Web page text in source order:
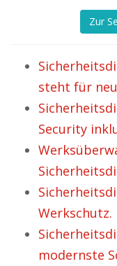
Zur
steht für
Security
Werkschutz.
modernste